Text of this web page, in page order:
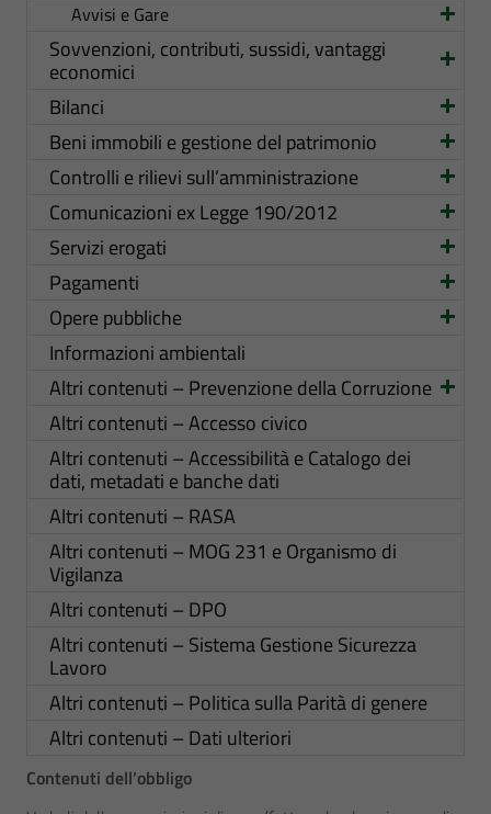
Avvisi e Gare
Sovvenzioni, contributi, sussidi, vantaggi
economici
Bilanci
Beni immobili e gestione del patrimonio
Controlli e rilievi sull’amministrazione
Comunicazioni ex Legge 190/2012
Servizi erogati
Pagamenti
Opere pubbliche
Informazioni ambientali
Altri contenuti – Prevenzione della Corruzione
Altri contenuti – Accesso civico
Altri contenuti – Accessibilità e Catalogo dei
dati, metadati e banche dati
Altri contenuti – RASA
Altri contenuti – MOG 231 e Organismo di
Vigilanza
Altri contenuti – DPO
Altri contenuti – Sistema Gestione Sicurezza
Lavoro
Altri contenuti – Politica sulla Parità di genere
Altri contenuti – Dati ulteriori
Contenuti dell’obbligo